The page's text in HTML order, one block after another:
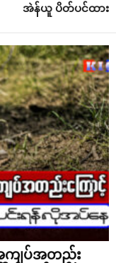
အဲန်ယူ ပိတ်ပင်ထား
ကျပ်အတည်း